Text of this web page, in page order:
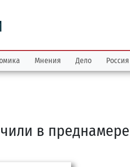
Мнения Дело
в